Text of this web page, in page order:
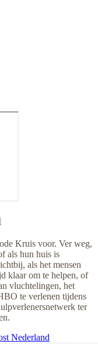
Kruis voor. Ver weg,
als hun huis is
als het mensen
klaar om te helpen, of
vluchtelingen, het
te verlenen tijdens
ter
Nederland